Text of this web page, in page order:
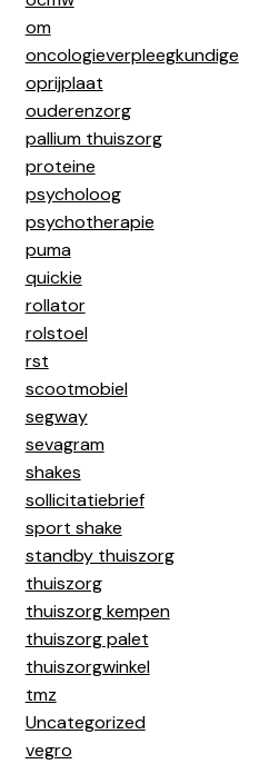
om
oncologieverpleegkundige
oprijplaat
ouderenzorg
pallium thuiszorg
proteine
psycholoog
psychotherapie
puma
quickie
rollator
rolstoel
rst
scootmobiel
segway
sevagram
shakes
sollicitatiebrief
sport shake
standby thuiszorg
thuiszorg
thuiszorg kempen
thuiszorg palet
thuiszorgwinkel
tmz
Uncategorized
vegro